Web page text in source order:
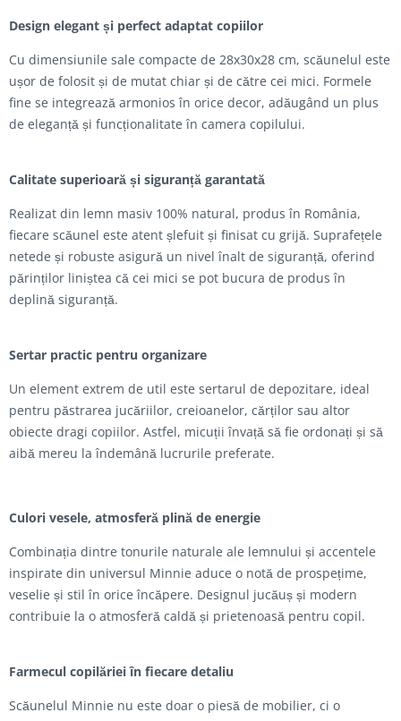
Design elegant și perfect adaptat copiilor
Cu dimensiunile sale compacte de 28x30x28 cm, scăunelul este
ușor de folosit și de mutat chiar și de către cei mici. Formele
fine se integrează armonios în orice decor, adăugând un plus
de eleganță și funcționalitate în camera copilului.
Calitate superioară și siguranță garantată
Realizat din lemn masiv 100% natural, produs în România,
fiecare scăunel este atent șlefuit și finisat cu grijă. Suprafețele
netede și robuste asigură un nivel înalt de siguranță, oferind
părinților liniștea că cei mici se pot bucura de produs în
deplină siguranță.
Sertar practic pentru organizare
Un element extrem de util este sertarul de depozitare, ideal
pentru păstrarea jucăriilor, creioanelor, cărților sau altor
obiecte dragi copiilor. Astfel, micuții învață să fie ordonați și să
aibă mereu la îndemână lucrurile preferate.
Culori vesele, atmosferă plină de energie
Combinația dintre tonurile naturale ale lemnului și accentele
inspirate din universul Minnie aduce o notă de prospețime,
veselie și stil în orice încăpere. Designul jucăuș și modern
contribuie la o atmosferă caldă și prietenoasă pentru copil.
Farmecul copilăriei în fiecare detaliu
Scăunelul Minnie nu este doar o piesă de mobilier, ci o